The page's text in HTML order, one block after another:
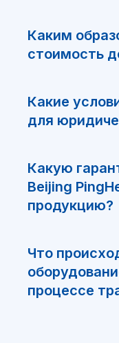
Каким
стоимость
Какие
для
Какую
Beijing
продукцию?
Что
процессе
Я ознакомился и
ООО “Интелис”
партнером BJPingHe